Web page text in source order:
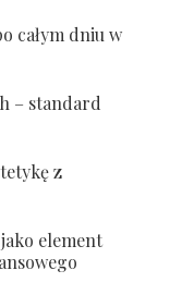
całym dniu w
– standard
z
element